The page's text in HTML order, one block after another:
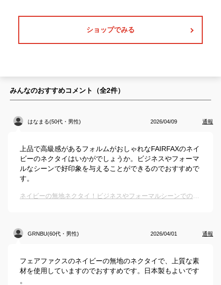
ショップでみる
みんなのおすすめコメント（全2件）
はなまる(50代・男性) 2026/04/09 通報
上品で高級感があるフォルムがおしゃれなFAIRFAXのネイ
ビーのネクタイはいかがでしょうか。ビジネスやフォーマ
ルなシーンで好印象を与えることができるのでおすすめで
す。
ネイビーの無地ネクタイ！ビジネスやフォーマルシーンでのおすすめは？
GRNBU(60代・男性) 2026/04/01 通報
フェアファクスのネイビーの無地のネクタイで、上質な素
材を使用していますのでおすすめです。日本製もよいです
。